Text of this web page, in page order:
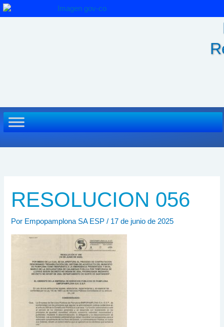
Ir
RESOLUCION 056
Por Empopamplona SA ESP/ 17 de junio de 2025